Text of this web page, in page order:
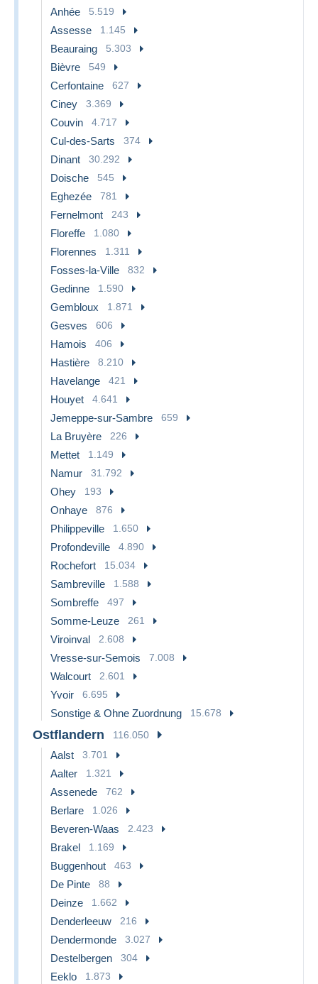
Anhée 5.519
Assesse 1.145
Beauraing 5.303
Bièvre 549
Cerfontaine 627
Ciney 3.369
Couvin 4.717
Cul-des-Sarts 374
Dinant 30.292
Doische 545
Eghezée 781
Fernelmont 243
Floreffe 1.080
Florennes 1.311
Fosses-la-Ville 832
Gedinne 1.590
Gembloux 1.871
Gesves 606
Hamois 406
Hastière 8.210
Havelange 421
Houyet 4.641
Jemeppe-sur-Sambre 659
La Bruyère 226
Mettet 1.149
Namur 31.792
Ohey 193
Onhaye 876
Philippeville 1.650
Profondeville 4.890
Rochefort 15.034
Sambreville 1.588
Sombreffe 497
Somme-Leuze 261
Viroinval 2.608
Vresse-sur-Semois 7.008
Walcourt 2.601
Yvoir 6.695
Sonstige & Ohne Zuordnung 15.678
Ostflandern 116.050
Aalst 3.701
Aalter 1.321
Assenede 762
Berlare 1.026
Beveren-Waas 2.423
Brakel 1.169
Buggenhout 463
De Pinte 88
Deinze 1.662
Denderleeuw 216
Dendermonde 3.027
Destelbergen 304
Eeklo 1.873